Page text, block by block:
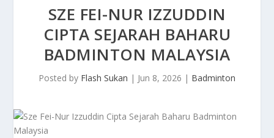
SZE FEI-NUR IZZUDDIN
CIPTA SEJARAH BAHARU
BADMINTON MALAYSIA
Posted by Flash Sukan | Jun 8, 2026 | Badminton